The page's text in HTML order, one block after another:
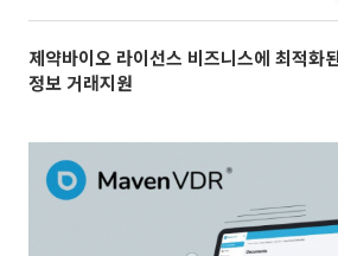
제약바이오 라이선스 비즈니스에 최적
정보 거래지원